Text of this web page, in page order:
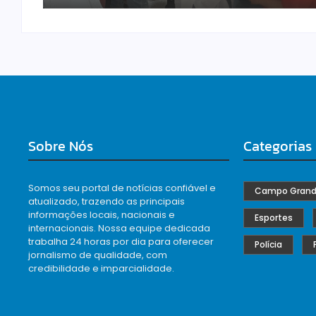
Sobre Nós
Somos seu portal de notícias confiável e
atualizado, trazendo as principais
informações locais, nacionais e
internacionais. Nossa equipe dedicada
trabalha 24 horas por dia para oferecer
jornalismo de qualidade, com
credibilidade e imparcialidade.
Categorias
Campo
Esportes
Polícia